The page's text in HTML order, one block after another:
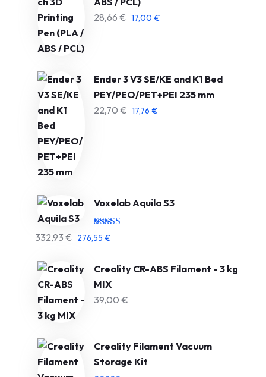
28,66€ 17,00 €
Ender 3 V3 SE/KE and K1 Bed
PEY/PEO/PET+PEI 235 mm
22,70€ 17,76 €
Voxelab Aquila S3
Įvertinimas:
332,93€ 276,55 €
Creality CR-ABS Filament - 3 kg
MIX
39,00 €
Creality Filament Vacuum
Storage Kit